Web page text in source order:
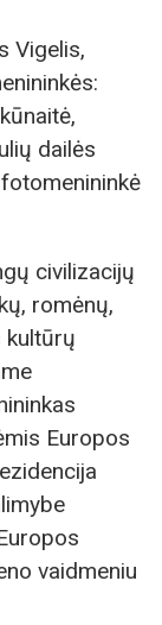
Vigelis,
dailės
civilizacijų
romėnų,
kultūrų
Europos
vaidmeniu